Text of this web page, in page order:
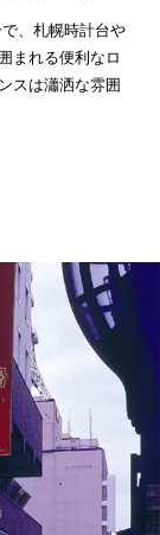
、札幌時計台や
まれる便利なロ
スは瀟洒な雰囲